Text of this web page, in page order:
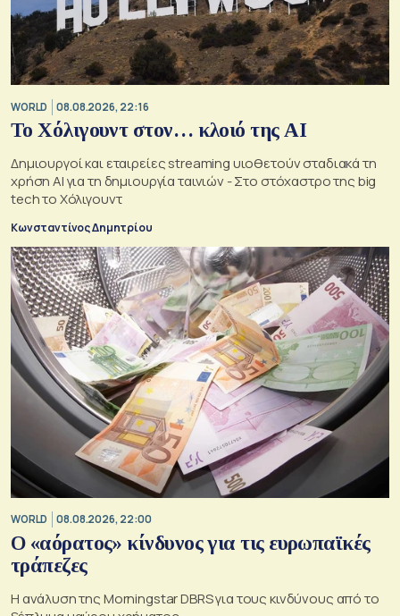
WORLD 08.08.2026, 22:16
Το Χόλιγουντ στον… κλοιό της AI
Δημιουργοί και εταιρείες streaming υιοθετούν σταδιακά τη
χρήση AI για τη δημιουργία ταινιών - Στο στόχαστρο της big
tech το Χόλιγουντ
Κωνσταντίνος Δημητρίου
WORLD 08.08.2026, 22:00
Ο «αόρατος» κίνδυνος για τις ευρωπαϊκές
τράπεζες
Η ανάλυση της Morningstar DBRS για τους κινδύνους από το